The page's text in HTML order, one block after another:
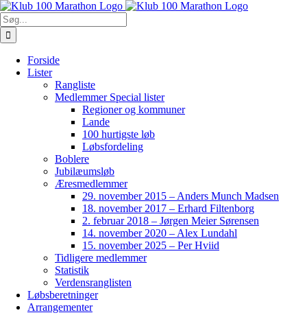
Skip
to
content
Søg
efter:
Forside
Lister
Rangliste
Medlemmer Special lister
Regioner og kommuner
Lande
100 hurtigste løb
Løbsfordeling
Boblere
Jubilæumsløb
Æresmedlemmer
29. november 2015 – Anders Munch Madsen
18. november 2017 – Erhard Filtenborg
2. februar 2018 – Jørgen Meier Sørensen
14. november 2020 – Alex Lundahl
15. november 2025 – Per Hviid
Tidligere medlemmer
Statistik
Verdensranglisten
Løbsberetninger
Arrangementer